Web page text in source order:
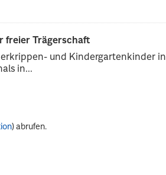
freier Trägerschaft
und Kindergartenkinder
in...
) abrufen.